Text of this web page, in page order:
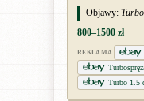
Objawy:
800–1500 zł
REKLAMA
Turbo 1.5